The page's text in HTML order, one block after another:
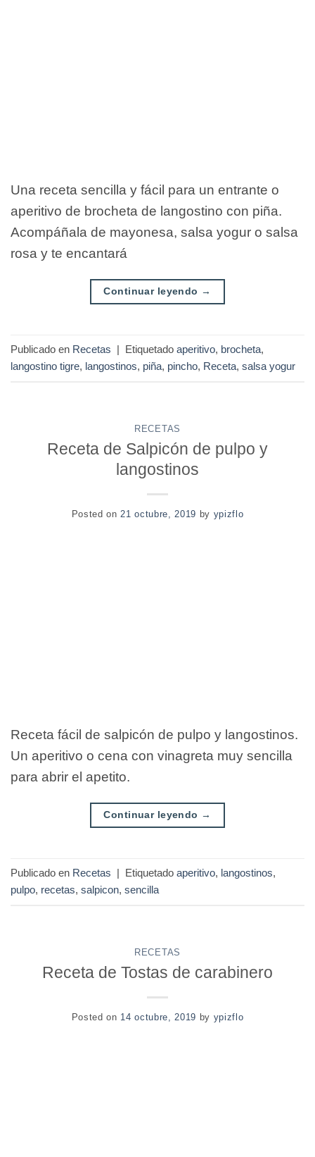
Una receta sencilla y fácil para un entrante o
aperitivo de brocheta de langostino con piña.
Acompáñala de mayonesa, salsa yogur o salsa
rosa y te encantará
Continuar leyendo →
Publicado en Recetas | Etiquetado aperitivo, brocheta,
langostino tigre, langostinos, piña, pincho, Receta, salsa yogur
RECETAS
Receta de Salpicón de pulpo y
langostinos
Posted on21 octubre, 2019 by ypizflo
Receta fácil de salpicón de pulpo y langostinos.
Un aperitivo o cena con vinagreta muy sencilla
para abrir el apetito.
Continuar leyendo →
Publicado en Recetas | Etiquetado aperitivo, langostinos,
pulpo, recetas, salpicon, sencilla
RECETAS
Receta de Tostas de carabinero
Posted on 14 octubre, 2019 by ypizflo